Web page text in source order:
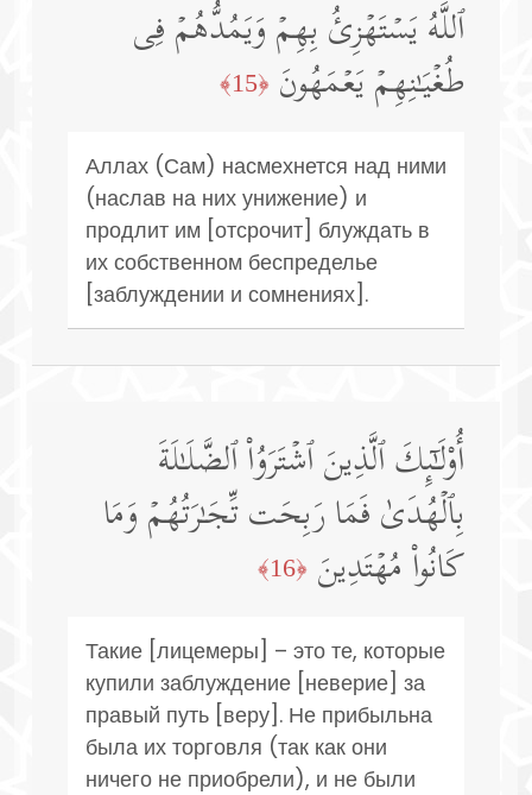
ٱللَّهُ یَسۡتَهۡزِئُ بِهِمۡ وَیَمُدُّهُمۡ فِی
طُغۡیَـٰنِهِمۡ یَعۡمَهُونَ ﴿15﴾
Аллах (Сам) насмехнется над ними
(наслав на них унижение) и
продлит им [отсрочит] блуждать в
их собственном беспределье
[заблуждении и сомнениях].
أُو۟لَـٰۤىِٕكَ ٱلَّذِینَ ٱشۡتَرَوُا۟ ٱلضَّلَـٰلَةَ
بِٱلۡهُدَىٰ فَمَا رَبِحَت تِّجَـٰرَتُهُمۡ وَمَا
كَانُوا۟ مُهۡتَدِینَ ﴿16﴾
Такие [лицемеры] – это те, которые
купили заблуждение [неверие] за
правый путь [веру]. Не прибыльна
была их торговля (так как они
ничего не приобрели), и не были